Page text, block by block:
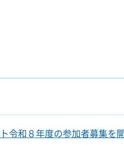
令和８年度の参加者募集を